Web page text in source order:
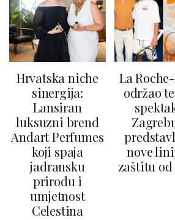
Hrvatska niche
sinergija:
Lansiran
luksuzni brend
Andart Perfumes
koji spaja
jadransku
prirodu i
umjetnost
Celestina
La
održao
nove
zaštitu